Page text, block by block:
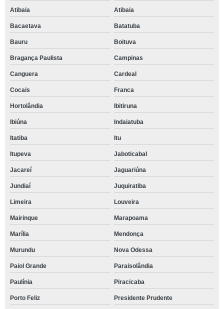
Atibaia Atibaia
Bacaetava Batatuba
Bauru Boituva
Bragança Paulista Campinas
Canguera Cardeal
Cocais Franca
Hortolândia Ibitiruna
Ibiúna Indaiatuba
Itatiba Itu
Itupeva Jaboticabal
Jacareí Jaguariúna
Jundiaí Juquiratiba
Limeira Louveira
Mairinque Marapoama
Marília Mendonça
Murundu Nova Odessa
Paiol Grande Paraisolândia
Paulínia Piracicaba
Porto Feliz Presidente Prudente